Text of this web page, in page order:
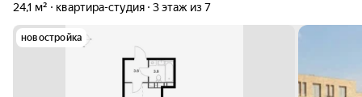
24,1 м²
квартира-студия 3 этаж из 7
новостройка